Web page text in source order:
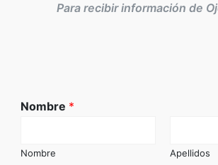
Para recibir información de
Nombre *
Nombre Apellidos